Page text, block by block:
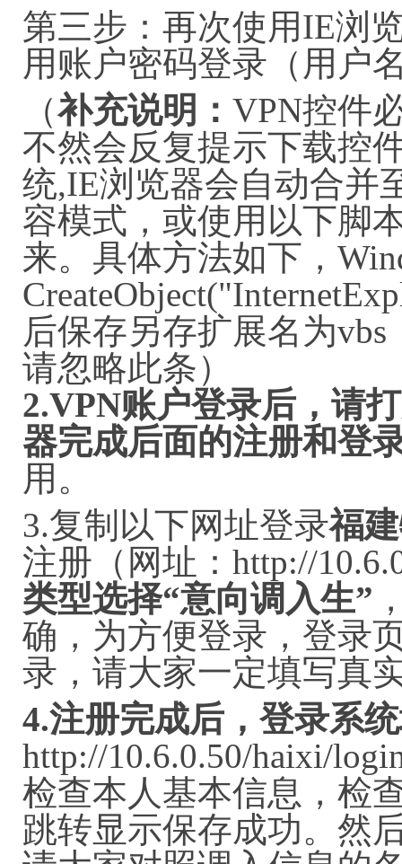
第三步：再次使用IE浏
用账户密码登录（用户
（补充说明： VPN控件
不然会反复提示下载控
统,IE浏览器会自动合并
容模式，或使用以下脚
来。具体方法如下，
后保存另存扩展名为
请忽略此条）
2.VPN账户登录后 ，请
器完成后面的注册和登
用。
3.复制以下网址登录福
注册（网址： http://
类型选择“意向调入生”
确，为方便登录，登录
录，请大家一定填写真
4.注册完成后，登录系
http://10.6.0.50/haixi/
检查本人基本信息，检
跳转显示保存成功。然